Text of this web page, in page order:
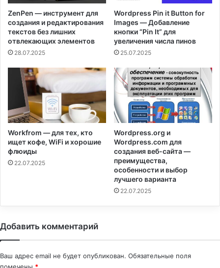
ZenPen — инструмент для
создания и редактирования
текстов без лишних
отвлекающих элементов
28.07.2025
Wordpress Pin it Button for
Images — Добавление
кнопки “Pin It” для
увеличения числа пинов
25.07.2025
Workfrom — для тех, кто
ищет кофе, WiFi и хорошие
флюиды
22.07.2025
Wordpress.org и
Wordpress.com для
создания веб-сайта —
преимущества,
особенности и выбор
лучшего варианта
22.07.2025
Добавить комментарий
Ваш адрес email не будет опубликован. Обязательные поля
помечены *